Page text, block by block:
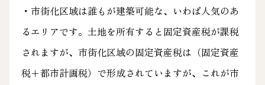
・市街化区域は誰もが建築可能な、いわば人気のあ
るエリアです。土地を所有すると固定資産税が課税
されますが、市街化区域の固定資産税は（固定資産
税＋都市計画税）で形成されていますが、これが市